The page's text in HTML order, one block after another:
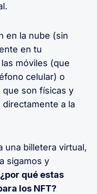
en la nube (sin
en tu
móviles (que
celular) o
que son físicas y
a la
una billetera virtual,
sigamos y
¿por qué estas
los NFT?